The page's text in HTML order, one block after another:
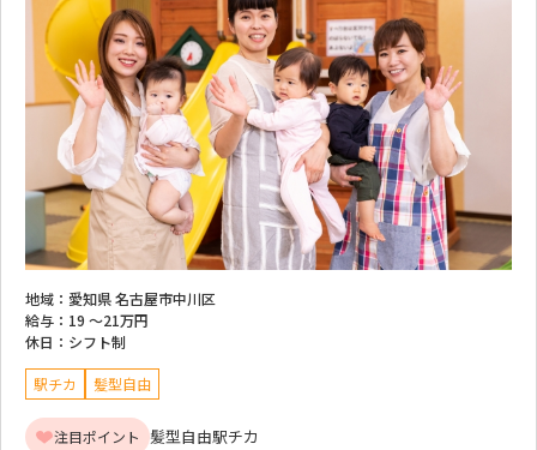
地域： 愛知県 名古屋市中川区
給与： 19 ～21万円
休日： シフト制
駅チカ 髪型自由
注目ポイント 髪型自由駅チカ